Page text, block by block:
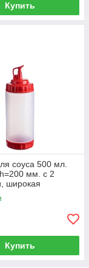
Купить
соуса 500 мл.
мм. с 2
широкая
крышки красны
Купить